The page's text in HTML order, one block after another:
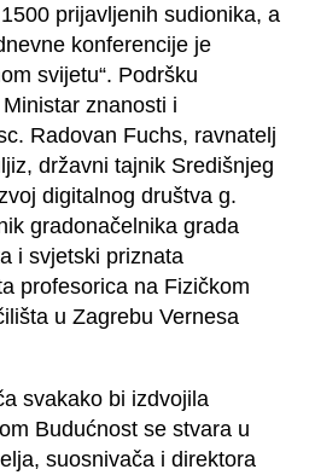
prijavljenih sudionika, a
konferencije je
svijetu“. Podršku
znanosti i
Radovan Fuchs, ravnatelj
državni tajnik Središnjeg
digitalnog društva g.
gradonačelnika grada
i svjetski priznata
profesorica na Fizičkom
u Zagrebu Vernesa
svakako bi izdvojila
Budućnost se stvara u
suosnivača i direktora